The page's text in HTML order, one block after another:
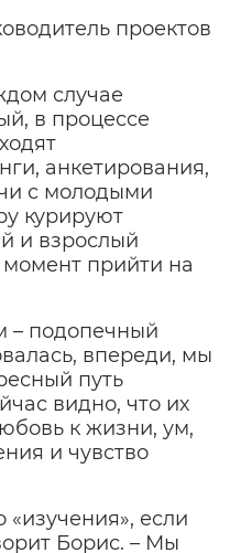
проектов
случае
в процессе
анкетирования,
с молодыми
курируют
и взрослый
прийти на
– подопечный
впереди, мы
путь
видно, что их
к жизни, ум,
и чувство
«изучения», если
Борис. – Мы